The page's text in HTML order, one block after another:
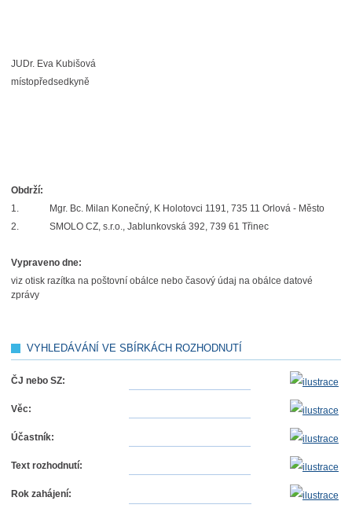
JUDr. Eva Kubišová
místopředsedkyně
Obdrží:
1.
Mgr. Bc. Milan Konečný, K Holotovci 1191, 735 11 Orlová - Město
2.
SMOLO CZ, s.r.o., Jablunkovská 392, 739 61 Třinec
Vypraveno dne:
viz otisk razítka na poštovní obálce nebo časový údaj na obálce datové
zprávy
VYHLEDÁVÁNÍ VE SBÍRKÁCH ROZHODNUTÍ
ČJ nebo SZ:
Věc:
Účastník:
Text rozhodnutí:
Rok zahájení: